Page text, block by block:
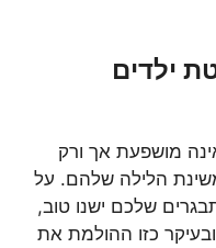
ילדים
מושפעת אך ורק
הלילה שלהם. על
שלכם ישנו טוב,
כזו ההולמת את